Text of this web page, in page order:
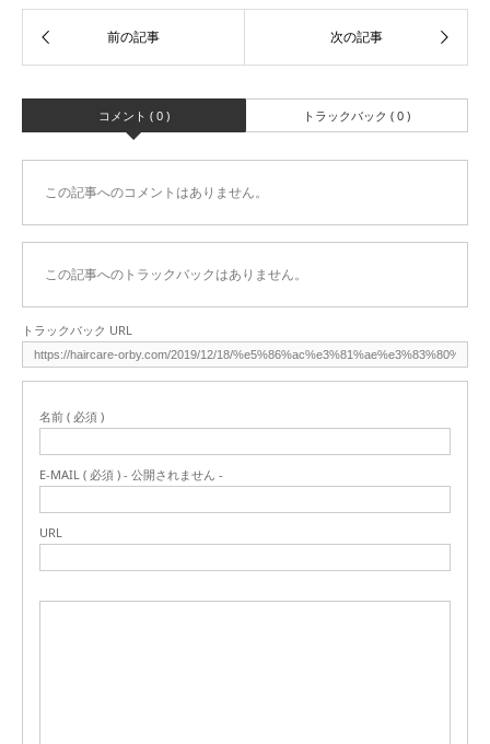
コメント ( 0 ) トラックバック ( 0 )
この記事へのコメントはありません。
この記事へのトラックバックはありません。
トラックバック URL
名前 ( 必須 )
E-MAIL ( 必須 ) - 公開されません -
URL